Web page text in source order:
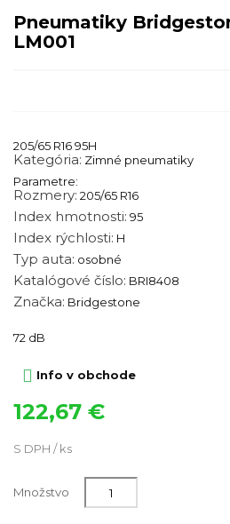
Pneumatiky
LM001
205/65 R16 95H
Kategória: Zimné pneumatiky
Parametre:
Rozmery: 205/65 R16
Index hmotnosti: 95
Index rýchlosti: H
Typ auta: osobné
Katalógové číslo: BRI8408
Značka: Bridgestone
72 dB
 Info v obchode
122,67 €
S DPH / ks
Množstvo